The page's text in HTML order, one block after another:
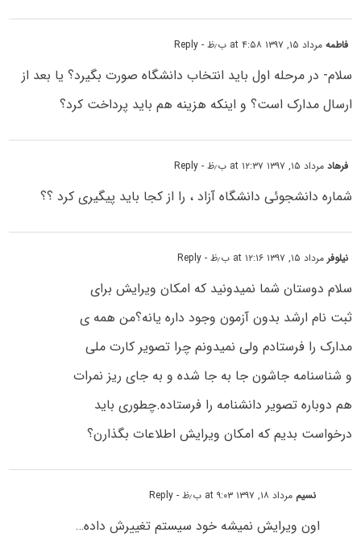
فاطمهمرداد ۱۵, ۱۳۹۷ at ۴:۵۸ ب٫ظ - Reply
سلام- در مرحله اول باید انتخاب دانشگاه صورت بگیرد؟ یا بعد از
ارسال مدارک است؟ و اینکه هزینه هم باید پرداخت کرد؟
فرهادمرداد ۱۵, ۱۳۹۷ at ۱۲:۳۷ ب٫ظ - Reply
شماره دانشجوئی دانشگاه آزاد ، را از کجا باید پیگیری کرد ؟؟
نیلوفر مرداد ۱۵, ۱۳۹۷ at ۱۲:۱۶ ب٫ظ - Reply
سلام دوستان شما نمیدونید که امکان ویرایش برای
ثبت نام ارشد بدون آزمون وجود داره یانه؟من همه ی
مدارک را فرستادم ولی نمیدونم چرا تصویر کارت ملی
و شناسنامه جاشون جا به جا شده و به جای ریز نمرات
هم دوباره تصویر دانشنامه را فرستاده.چطوری باید
درخواست بدیم که امکان ویرایش اطلاعات بگذارن؟
نسیم مرداد ۱۸, ۱۳۹۷ at ۹:۰۳ ب٫ظ - Reply
اون ویرایش نمیشه خود سیستم تغییرش داده…